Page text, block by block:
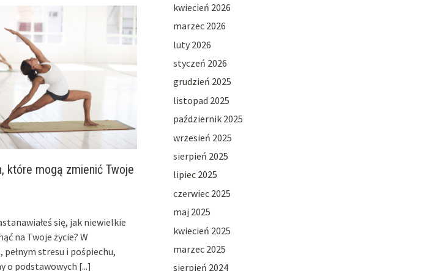
które mogą zmienić Twoje
się, jak niewielkie
na Twoje życie? W
pełnym stresu i pośpiechu,
o podstawowych [...]
kwiecień 2026
marzec 2026
luty 2026
styczeń 2026
grudzień 2025
listopad 2025
październik 2025
wrzesień 2025
sierpień 2025
lipiec 2025
czerwiec 2025
maj 2025
kwiecień 2025
marzec 2025
sierpień 2024